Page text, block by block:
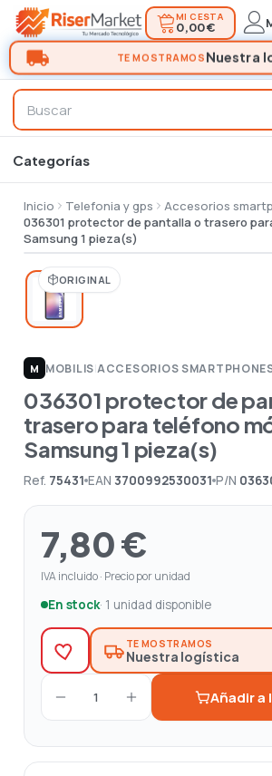
MI CESTA
0,00 €
Inicio Telefonia y gps
Accesorios
036301 protector de pantalla o trasero
Samsung 1 pieza(s)
ORIGINAL
M MOBILIS|ACCESORIOS
036301 protector de
trasero para teléfono
Samsung 1 pieza(s)
Ref. 75431 EAN 3700992530031 P/N
7,80 €
IVA incluido · Precio por unidad
En stock· 1 unidad disponible
TE MOSTRAMOS
Nuestra logística
1 Añadir a